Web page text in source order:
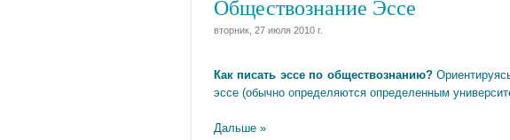
Обществознание Эссе
вторник, 27 июля 2010 г.
Как писать эссе по обществознанию?
эссе (обычно определяются определенным
Дальше »